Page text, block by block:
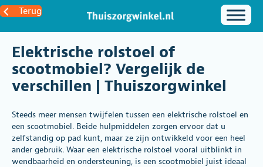
Terug
Elektrische rolstoel of
scootmobiel? Vergelijk de
verschillen | Thuiszorgwinkel
Steeds meer mensen twijfelen tussen een elektrische rolstoel en
een scootmobiel. Beide hulpmiddelen zorgen ervoor dat u
zelfstandig op pad kunt, maar ze zijn ontwikkeld voor een heel
ander gebruik. Waar een elektrische rolstoel vooral uitblinkt in
wendbaarheid en ondersteuning, is een scootmobiel juist ideaal